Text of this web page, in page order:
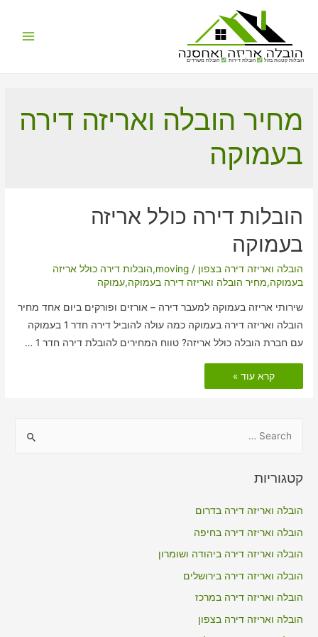
הובלות קטנות בזול הובלת דירות הובלת משרדים
מחיר הובלה ואריזה דירה
בעמוקה
הובלות דירה כולל אריזה
בעמוקה
הובלה ואריזה דירה בצפון /
moving
,הובלות דירה כולל אריזה
בעמוקה,מחיר הובלה ואריזה דירה בעמוקה,עמוקה
שירותי אריזה בעמוקה למעבר דירה – אורזים ופורקים ביום אחד מחיר
הובלה ואריזה דירה בעמוקה כמה עולה להוביל דירה חדר 1 בעמוקה
עם חברת הובלה כולל אריזה? טווח המחירים להובלת דירה חדר 1 …
הובלות
דירה
כולל
קרא עוד »
r
o
r
:
קטגוריות
הובלה ואריזה דירה בדרום
הובלה ואריזה דירה בחיפה
הובלה ואריזה דירה ביהודה ושומרון
הובלה ואריזה דירה בירושלים
הובלה ואריזה דירה במרכז
הובלה ואריזה דירה בצפון